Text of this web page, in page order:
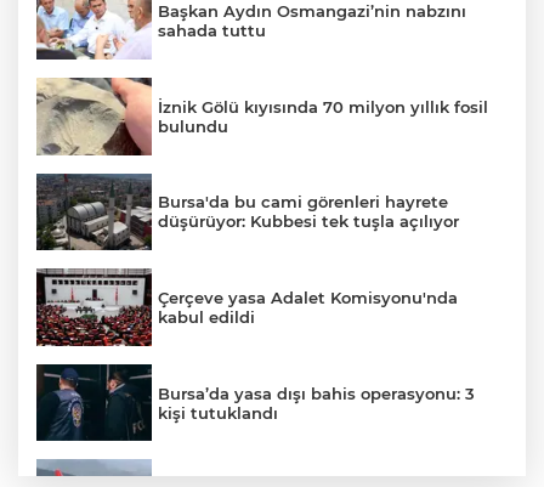
Başkan Aydın Osmangazi’nin nabzını
sahada tuttu
İznik Gölü kıyısında 70 milyon yıllık fosil
bulundu
Bursa'da bu cami görenleri hayrete
düşürüyor: Kubbesi tek tuşla açılıyor
Çerçeve yasa Adalet Komisyonu'nda
kabul edildi
Bursa’da yasa dışı bahis operasyonu: 3
kişi tutuklandı